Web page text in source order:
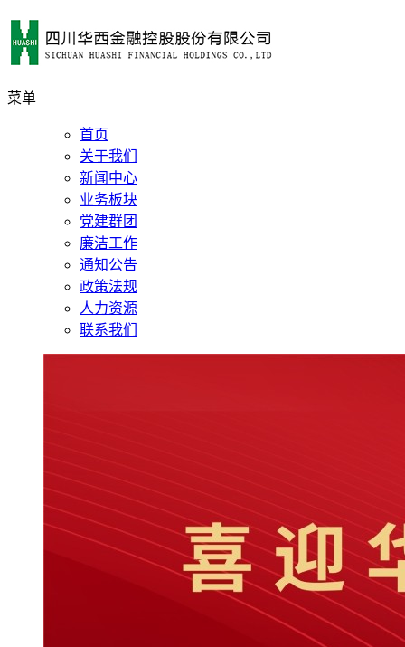
菜单
首页
关于我们
新闻中心
业务板块
党建群团
廉洁工作
通知公告
政策法规
人力资源
联系我们